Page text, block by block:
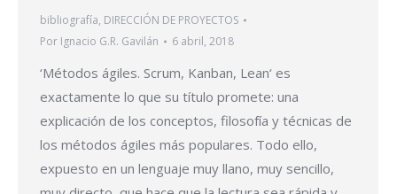
bibliografía, DIRECCIÓN DE PROYECTOS
Por Ignacio G.R. Gavilán 6 abril, 2018
‘Métodos ágiles. Scrum, Kanban, Lean‘ es
exactamente lo que su título promete: una
explicación de los conceptos, filosofía y técnicas de
los métodos ágiles más populares. Todo ello,
expuesto en un lenguaje muy llano, muy sencillo,